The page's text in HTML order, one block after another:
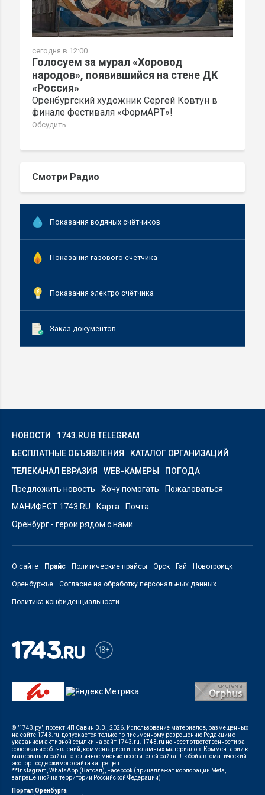
сегодня в 12:00
Голосуем за мурал «Хоровод
народов», появившийся на стене ДК
«Россия»
Оренбургский художник Сергей Ковтун в
финале фестиваля «ФормАРТ»!
Обсудить
Смотри Радио
Показания водяных счётчиков
Показания газового счетчика
Показания электро счётчика
Заказ документов
НОВОСТИ
1743.RU В TELEGRAM
БЕСПЛАТНЫЕ ОБЪЯВЛЕНИЯ
КАТАЛОГ ОРГАНИЗАЦИЙ
ТЕЛЕКАНАЛ ЕВРАЗИЯ
WEB-КАМЕРЫ
ПОГОДА
Предложить новость
Хочу помогать
Пожаловаться
МАНИФЕСТ 1743.RU
Карта
Почта
Оренбург - герои рядом с нами
О сайте Прайс Политические прайсы Орск Гай Новотроицк
Оренбуржье Согласие на обработку персональных данных
Политика конфиденциальности
© "1743.ру", проект ИП Савин В.В., 2026. Использование материалов, размещенных
на сайте 1743.ru, допускается только по письменному разрешению Редакции с
указанием активной ссылки на сайт 1743.ru. 1743.ru не несет ответственности за
содержание объявлений, комментариев и рекламных материалов. Комментарии к
материалам сайта - это личное мнение посетителей сайта. Любой автоматический
экспорт содержимого сайта запрещен.
**Instagram, WhatsApp (Ватсап), Facebook (принадлежат корпорации Meta,
запрещенной на территории Российской Федерации)
Портал Оренбурга